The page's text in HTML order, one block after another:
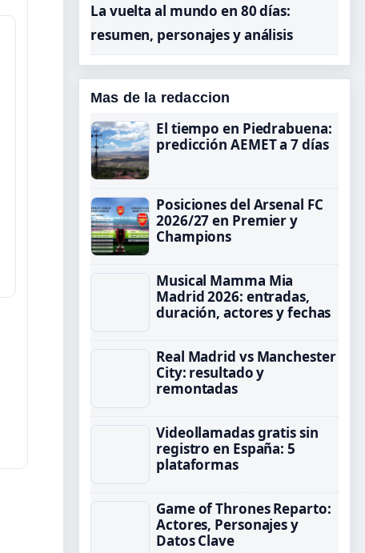
La vuelta al mundo en 80 días:
resumen, personajes y análisis
Mas de la redaccion
El tiempo en Piedrabuena:
predicción AEMET a 7 días
Posiciones del Arsenal FC
2026/27 en Premier y
Champions
Musical Mamma Mia
Madrid 2026: entradas,
duración, actores y fechas
Real Madrid vs Manchester
City: resultado y
remontadas
Videollamadas gratis sin
registro en España: 5
plataformas
Game of Thrones Reparto:
Actores, Personajes y
Datos Clave